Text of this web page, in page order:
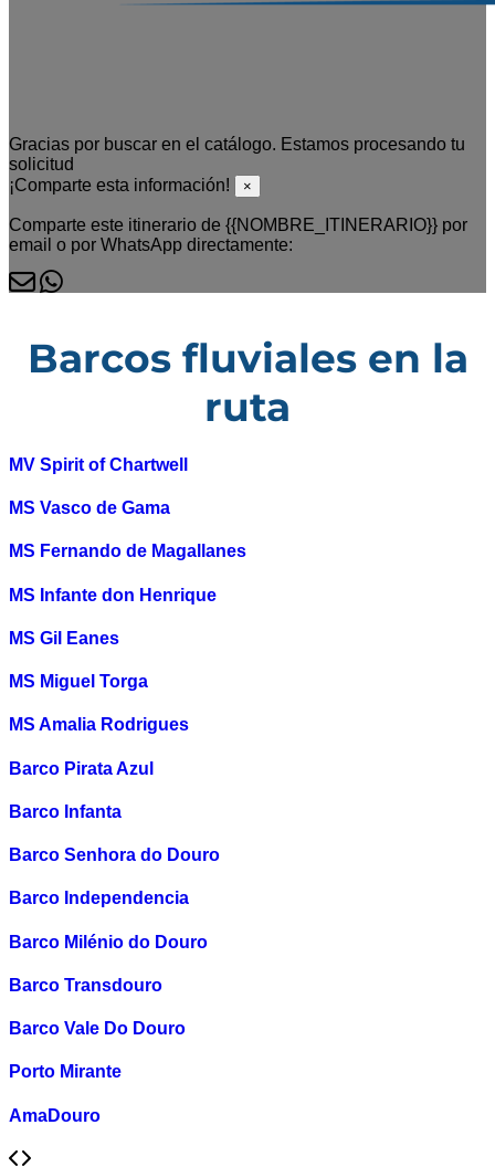
Gracias por buscar en el catálogo. Estamos procesando tu
solicitud
¡Comparte esta información!
×
Comparte este itinerario de {{NOMBRE_ITINERARIO}} por
email o por WhatsApp directamente:
Barcos fluviales en la
ruta
MV Spirit of Chartwell
MS Vasco de Gama
MS Fernando de Magallanes
MS Infante don Henrique
MS Gil Eanes
MS Miguel Torga
MS Amalia Rodrigues
Barco Pirata Azul
Barco Infanta
Barco Senhora do Douro
Barco Independencia
Barco Milénio do Douro
Barco Transdouro
Barco Vale Do Douro
Porto Mirante
AmaDouro